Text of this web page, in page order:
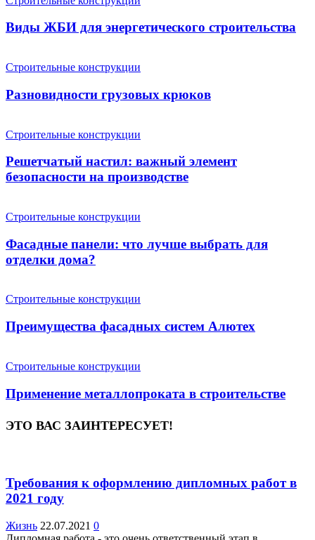
Виды ЖБИ для энергетического строительства
Строительные конструкции
Разновидности грузовых крюков
Строительные конструкции
Решетчатый настил: важный элемент
безопасности на производстве
Строительные конструкции
Фасадные панели: что лучше выбрать для
отделки дома?
Строительные конструкции
Преимущества фасадных систем Алютех
Строительные конструкции
Применение металлопроката в строительстве
ЭТО ВАС ЗАИНТЕРЕСУЕТ!
Требования к оформлению дипломных работ в
2021 году
Жизнь 22.07.2021 0